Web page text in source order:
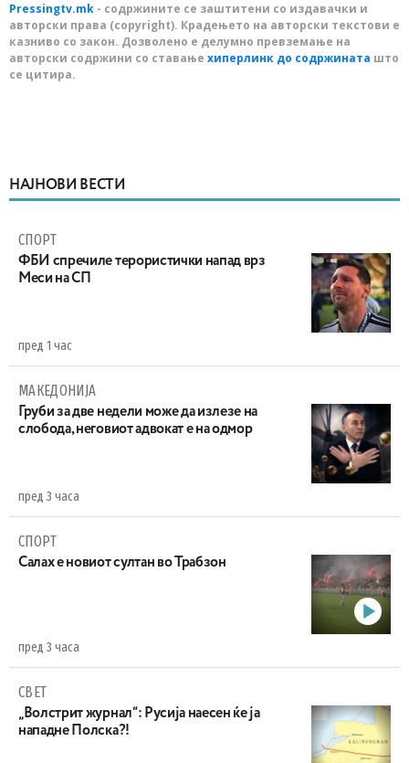
Pressingtv.mk - содржините се заштитени со издавачки и
авторски права (copyright). Крадењето на авторски текстови е
казниво со закон. Дозволено е делумно превземање на
авторски содржини со ставање хиперлинк до содржината што
се цитира.
НАЈНОВИ ВЕСТИ
СПОРТ
ФБИ спречиле терористички напад врз
Меси на СП
пред 1 час
МАКЕДОНИЈА
Груби за две недели може да излезе на
слобода, неговиот адвокат е на одмор
пред 3 часа
СПОРТ
Салах е новиот султан во Трабзон
пред 3 часа
СВЕТ
„Волстрит журнал“: Русија наесен ќе ја
нападне Полска?!